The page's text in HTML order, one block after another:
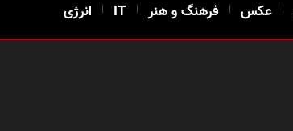
| عکس | فرهنگ و هنر |
IT
| انرژی